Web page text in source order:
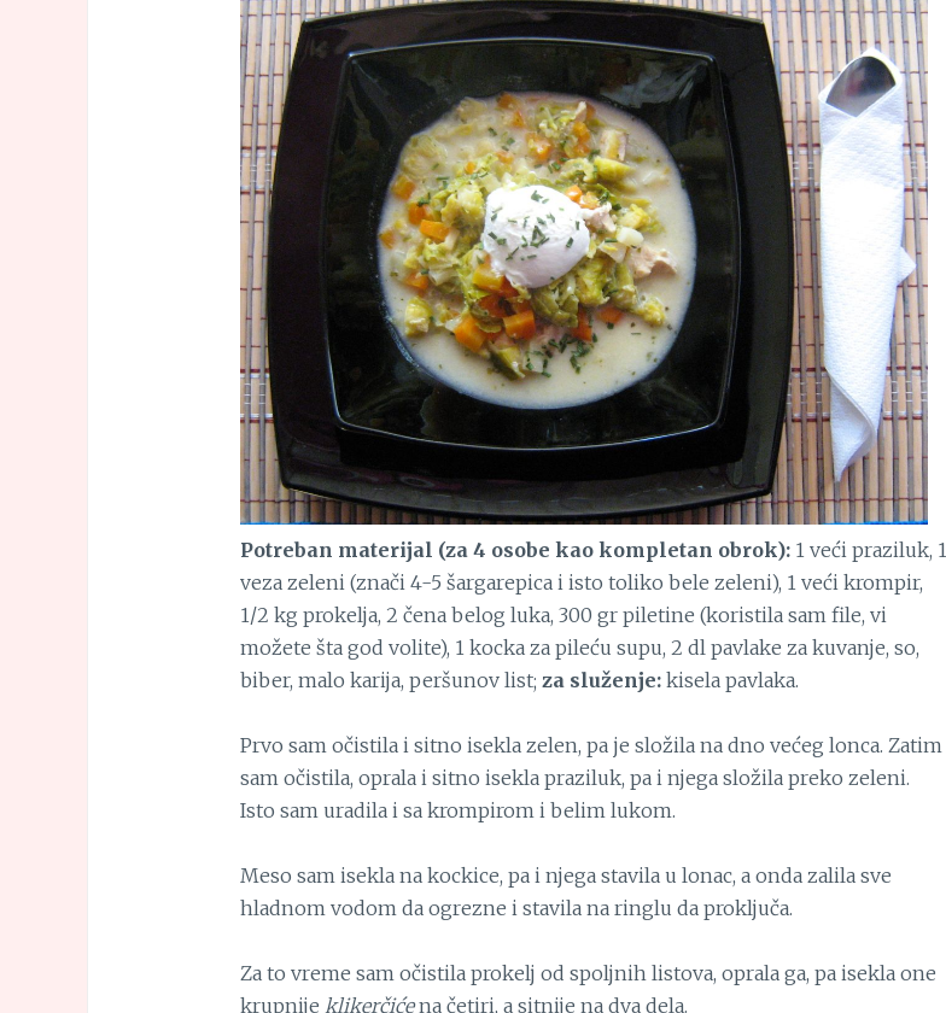
Potreban materijal (za 4 osobe kao kompletan obrok): 1 veći praziluk, 1
veza zeleni (znači 4-5 šargarepica i isto toliko bele zeleni), 1 veći krompir,
1/2 kg prokelja, 2 čena belog luka, 300 gr piletine (koristila sam file, vi
možete šta god volite), 1 kocka za pileću supu, 2 dl pavlake za kuvanje, so,
biber, malo karija, peršunov list; za služenje:kisela pavlaka.
Prvo sam očistila i sitno isekla zelen, pa je složila na dno većeg lonca. Zatim
sam očistila, oprala i sitno isekla praziluk, pa i njega složila preko zeleni.
Isto sam uradila i sa krompirom i belim lukom.
Meso sam isekla na kockice, pa i njega stavila u lonac, a onda zalila sve
hladnom vodom da ogrezne i stavila na ringlu da proključa.
Za to vreme sam očistila prokelj od spoljnih listova, oprala ga, pa isekla one
krupnije klikerčićena četiri, a sitnije na dva dela.